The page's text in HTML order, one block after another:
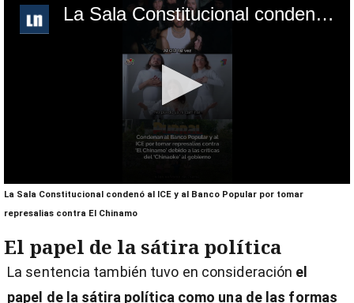
La Sala Constitucional condenó al ICE y al Banco Popular por tomar represalias contra El Chinamo
0
seconds
of
minute,
29
seconds
La Sala Constitucional condenó al ICE y al Banco Popular por tomar
represalias contra El Chinamo
El papel de la sátira política
La sentencia también tuvo en consideración el
papel de la sátira política como una de las formas